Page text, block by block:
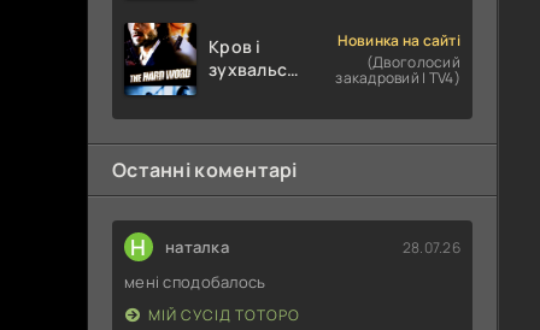
Кров і
зухвальство
пограбування
Новинка на сайті
(Двоголосий
закадровий | TV4)
Останні коментарі
Н наталка 28.07.26
мені сподобалось
МІЙ СУСІД ТОТОРО